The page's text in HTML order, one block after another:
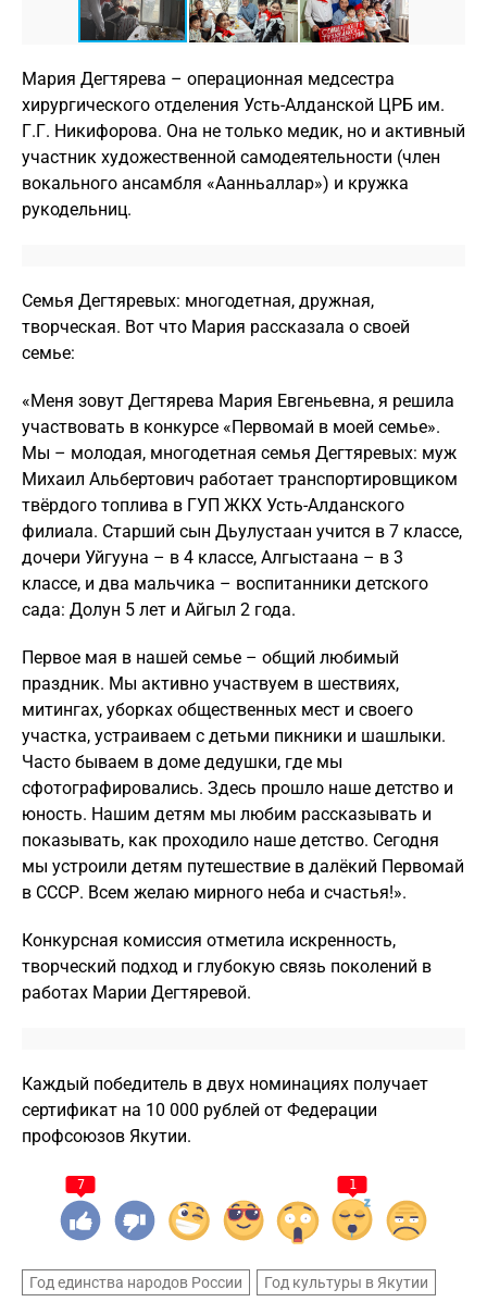
Мария Дегтярева – операционная медсестра
хирургического отделения Усть-Алданской ЦРБ им.
Г.Г. Никифорова. Она не только медик, но и активный
участник художественной самодеятельности (член
вокального ансамбля «Аанньаллар») и кружка
рукодельниц.
Семья Дегтяревых: многодетная, дружная,
творческая. Вот что Мария рассказала о своей
семье:
«Меня зовут Дегтярева Мария Евгеньевна, я решила
участвовать в конкурсе «Первомай в моей семье».
Мы – молодая, многодетная семья Дегтяревых: муж
Михаил Альбертович работает транспортировщиком
твёрдого топлива в ГУП ЖКХ Усть-Алданского
филиала. Старший сын Дьулустаан учится в 7 классе,
дочери Уйгууна – в 4 классе, Алгыстаана – в 3
классе, и два мальчика – воспитанники детского
сада: Долун 5 лет и Айгыл 2 года.
Первое мая в нашей семье – общий любимый
праздник. Мы активно участвуем в шествиях,
митингах, уборках общественных мест и своего
участка, устраиваем с детьми пикники и шашлыки.
Часто бываем в доме дедушки, где мы
сфотографировались. Здесь прошло наше детство и
юность. Нашим детям мы любим рассказывать и
показывать, как проходило наше детство. Сегодня
мы устроили детям путешествие в далёкий Первомай
в СССР. Всем желаю мирного неба и счастья!».
Конкурсная комиссия отметила искренность,
творческий подход и глубокую связь поколений в
работах Марии Дегтяревой.
Каждый победитель в двух номинациях получает
сертификат на 10 000 рублей от Федерации
профсоюзов Якутии.
7 1
Год единства народов России Год культуры в Якутии